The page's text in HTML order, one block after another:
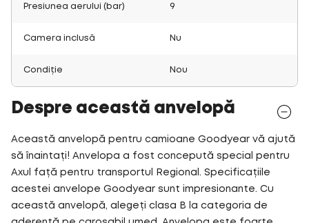
Presiunea aerului (bar) 9
Camera inclusă Nu
Condiție Nou
Despre această anvelopă
Această anvelopă pentru camioane Goodyear vă ajută
să înaintați! Anvelopa a fost concepută special pentru
Axul față pentru transportul Regional. Specificațiile
acestei anvelope Goodyear sunt impresionante. Cu
această anvelopă, alegeți clasa B la categoria de